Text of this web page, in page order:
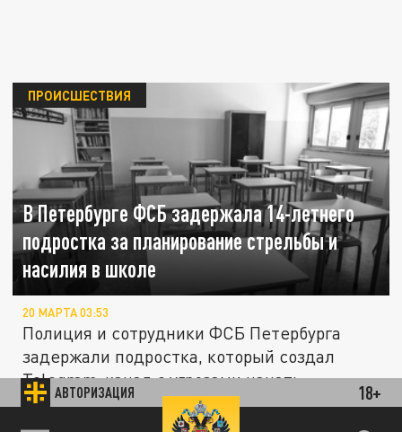
АВТОРИЗАЦИЯ 18+
В Петербурге ФСБ задержала 14-летнего
подростка за планирование стрельбы и
насилия в школе
ПРОИСШЕСТВИЯ
20 МАРТА 03:53
Полиция и сотрудники ФСБ Петербурга
задержали подростка, который создал
Telegram-канал с угрозами начать...